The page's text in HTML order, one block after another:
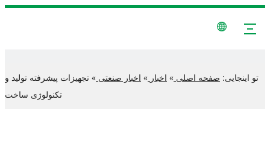
تو اینجایی: صفحه اصلی » اخبار » اخبار صنعتی » تجهیزات پیشرفته تولید و
تکنولوژی ساخت